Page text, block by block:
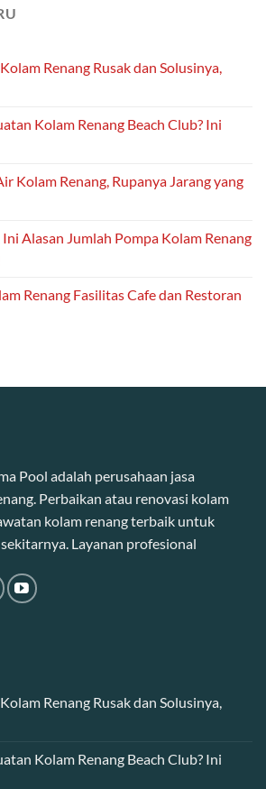
Renang Rusak dan Solusinya,
Kolam Renang Beach Club? Ini
Kolam Renang, Rupanya Jarang yang
Alasan Jumlah Pompa Kolam Renang
Renang Fasilitas Cafe dan Restoran
Pool adalah perusahaan jasa
Perbaikan atau renovasi kolam
kolam renang terbaik untuk
Layanan profesional
Renang Rusak dan Solusinya,
Kolam Renang Beach Club? Ini